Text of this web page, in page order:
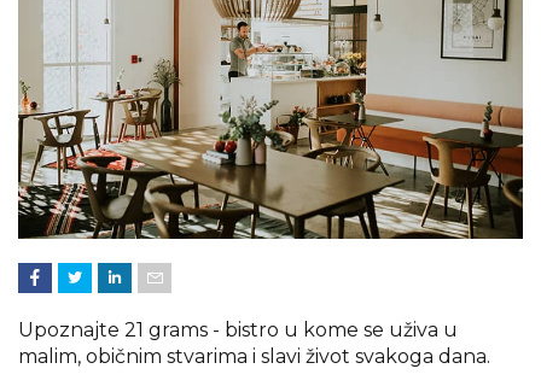
Upoznajte 21 grams - bistro u kome se uživa u
malim, običnim stvarima i slavi život svakoga dana.